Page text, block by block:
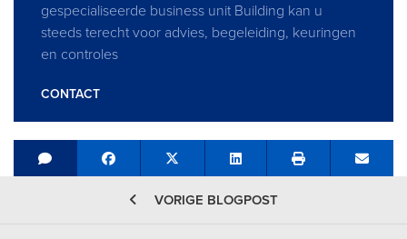
gespecialiseerde business unit Building kan u
steeds terecht voor advies, begeleiding, keuringen
en controles
CONTACT
Share on Facebook
Tweet Share on LinkedIn Send
VORIGE BLOGPOST